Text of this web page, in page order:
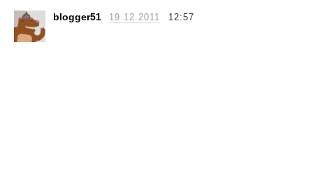
blogger51 19.12.2011 12:57